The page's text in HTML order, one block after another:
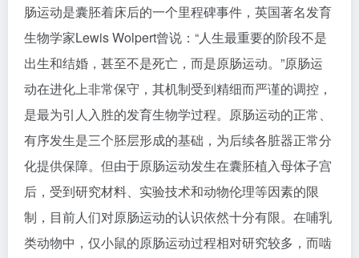
肠运动是囊胚着床后的一个里程碑事件，英国著名发育
生物学家Lewis Wolpert曾说：“人生最重要的阶段不是
出生和结婚，甚至不是死亡，而是原肠运动。”原肠运
动在进化上非常保守，其机制受到精细而严谨的调控，
是最为引人入胜的发育生物学过程。原肠运动的正常、
有序发生是三个胚层形成的基础，为后续各脏器正常分
化提供保障。但由于原肠运动发生在囊胚植入母体子宫
后，受到研究材料、实验技术和动物伦理等因素的限
制，目前人们对原肠运动的认识依然十分有限。在哺乳
类动物中，仅小鼠的原肠运动过程相对研究较多，而啮